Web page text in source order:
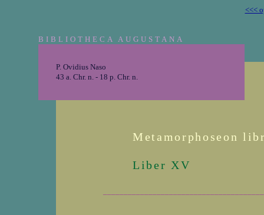
<<<
BIBLIOTHECA AUGUSTANA
P. Ovidius Naso
43 a. Chr. n. - 18 p. Chr. n.
Metamorphoseon
Liber XV